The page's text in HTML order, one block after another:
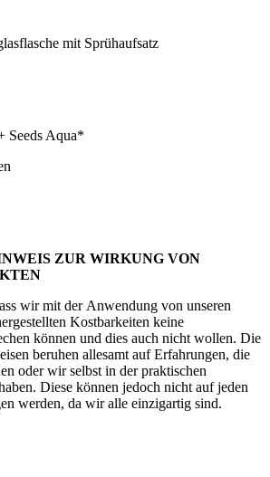
mit Sprühaufsatz
Seeds Aqua*
ZUR WIRKUNG VON
wir mit der Anwendung von unseren
Kostbarkeiten keine
können und dies auch nicht wollen. Die
beruhen allesamt auf Erfahrungen, die
oder wir selbst in der praktischen
Diese können jedoch nicht auf jeden
werden, da wir alle einzigartig sind.